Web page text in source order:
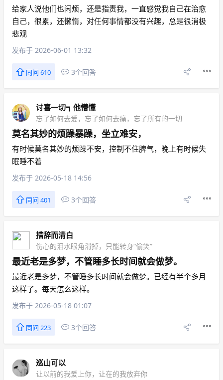
给家人说他们也闲烦，还是指责我，一直感觉我自己在治愈
自己，很累，还懒惰，对任何事情都没有兴趣，总是很消极
悲观
发布于 2026-06-01 13:32
同问 610 3个回答
讨喜一切┓他懵懂
忘了如何去爱，忘了如何去痛，忘了所有的一切
莫名其妙的烦躁暴躁，坐立难安，
有时候莫名其妙的烦躁不安，控制不住脾气，晚上有时候失
眠睡不着
发布于 2026-05-18 14:56
同问 401 3个回答
措辞而清白
伤心的泪水眼角滑掉，只能转身“偷笑”
最近老是多梦，不管睡多长时间就会做梦。
最近老是多梦，不管睡多长时间就会做梦。已经有半个多月
这样了。每天怎么这样。
发布于 2026-05-18 01:07
同问 223 3个回答
巡山可以
让以前的我爱上你，让在的我放弃你